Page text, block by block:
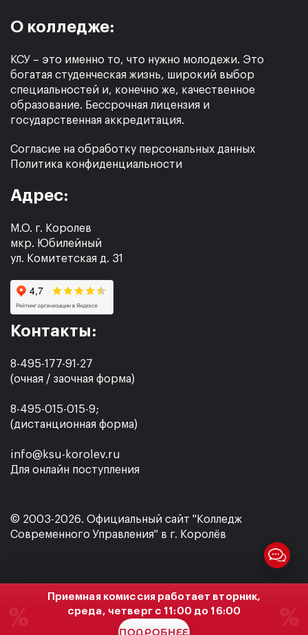
О колледже:
КСУ – это именно то, что нужно молодежи. Это
богатая студенческая жизнь, широкий выбор
специальностей и, конечно же, качественное
образование. Бессрочная лицензия и
государственная аккредитация.
Согласие на обработку персональных данных
Политика конфиденциальности
Адрес:
М.О. г. Королев
мкр. Юбилейный
ул. Комитетская д. 31
Контакты:
8-495-177-91-27
(очная / заочная форма)
8-495-015-015-9;
(дистанционная форма)
info@ksu-korolev.ru
Для онлайн поступления
© 2003-2026. Официальный сайт "Колледж
Современного Управления" в г. Королёв
Приемная комиссия работает вторник,
среда, четверг с 11:00 до 16:00
ПОДРОБНЕЕ